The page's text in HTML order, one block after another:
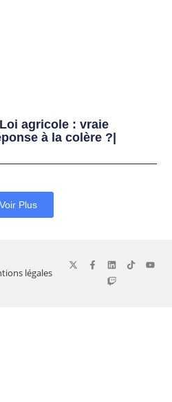
agricole : vraie
à la colère ?|
Voir Plus
légales